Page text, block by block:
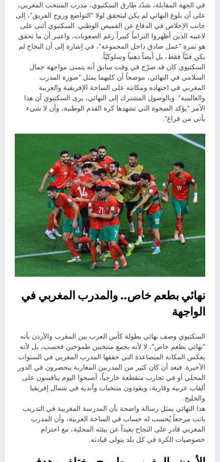
في الجهة المقابلة، شدّد طارق السكتيوي، مدرب المنتخب المغربي،
على أن بلوغ النهائي لم يكن ليتحقق لولا “التواضع وروح الفريق”، إلى
جانب الإخلاص في الدفاع عن القميص الوطني. السكتيوي أثنى على
لاعبيه الذين أظهروا التزاماً كبيراً رغم الصعوبات، واعتبر أن ما تحقق
هو ثمرة “عمل صادق داخل المجموعة”، في إشارة إلى أن النجاح لم
يكن فنيّاً فقط، بل أيضاً ذهنياً وسلوكيّاً.
السكتيوي كان قد صرّح في وقت سابق أنه يتمنى مواجهة جمال
السلامي في النهائي، موضحاً أن كليهما يمثل “صورة المدرب
المغربي في اجتهاده ومكانته على الساحة الإفريقية والعربية
والعالمية”. وبالوصول المشترك إلى النهائي، يرى السكتيوي أن هذا
الأمر “يؤكد الصحوة التي تشهدها كرة القدم الوطنية، وأن لا شيء
يأتي من فراغ”.
نهائي بطعم خاص.. والمدرب المغربي في
الواجهة
السكتيوي وصف نهائي بطولة كأس العرب بين المغرب والأردن بأنه
“نهائي بطعم خاص”، لا لأنه يجمع منتخبين طموحين فحسب، بل لأنه
يعكس المكانة المتصاعدة التي حققها المدرب المغربي في السنوات
الأخيرة. فبعد أن كان كثير من المدربين المغاربة ينحصرون في الدور
المحلي أو في تجارب متقطعة خارجياً، أصبحوا اليوم ينافسون على
ألقاب عربية وقارية، ويقودون منتخبات وأندية في شمال إفريقيا
والخليج.
هذا النهائي يمثل رسالة واضحة بأن المدرسة المغربية في التدريب
باتت مرجعاً يُحسب له حساب في الساحة العربية، وأن المدرب
المغربي قادر على النجاح بعيداً عن بيئته المحلية، مع احترام
خصوصيات الكرة في كل بلد يتولى قيادته.